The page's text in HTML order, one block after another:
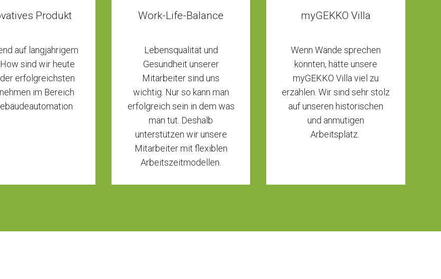
Produkt
auf langjährigem
sind wir heute
erfolgreichsten
im Bereich
Work-Life-Balance
Lebensqualität und
Gesundheit unserer
Mitarbeiter sind uns
wichtig. Nur so kann man
erfolgreich sein in dem was
man tut. Deshalb
unterstützen wir unsere
Mitarbeiter mit flexiblen
Arbeitszeitmodellen.
myGEKKO Villa
Wenn Wände sprechen
könnten, hätte unsere
myGEKKO Villa viel zu
erzählen. Wir sind sehr stolz
auf unseren historischen
und anmutigen
Arbeitsplatz.